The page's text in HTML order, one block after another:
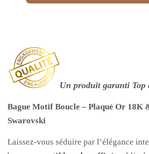
Un produit garanti Top
Bague Motif Boucle – Plaqué Or 18K
Swarovski
Laissez-vous séduire par l’élégance